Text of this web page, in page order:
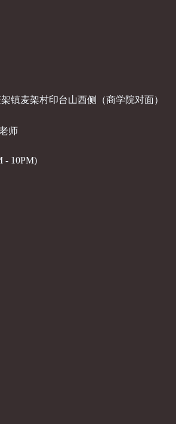
镇麦架村印台山西侧（商学院对面）
师
- 10PM)